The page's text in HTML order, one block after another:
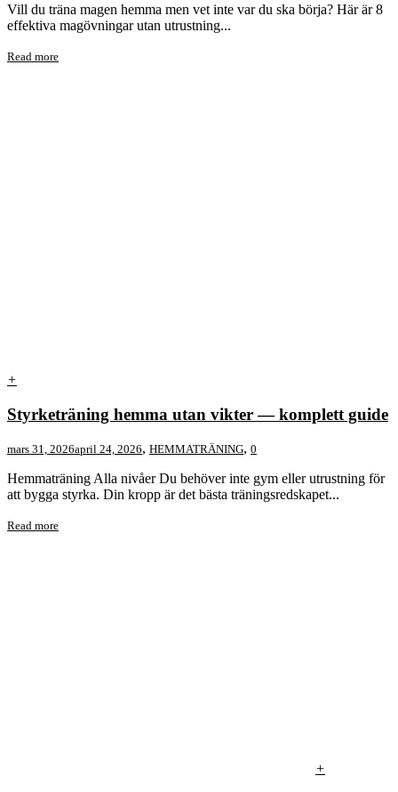
Vill du träna magen hemma men vet inte var du ska börja? Här är 8
effektiva magövningar utan utrustning...
Read more
+
Styrketräning hemma utan vikter — komplett guide
mars 31, 2026april 24, 2026, HEMMATRÄNING, 0
Hemmaträning Alla nivåer Du behöver inte gym eller utrustning för
att bygga styrka. Din kropp är det bästa träningsredskapet...
Read more
+